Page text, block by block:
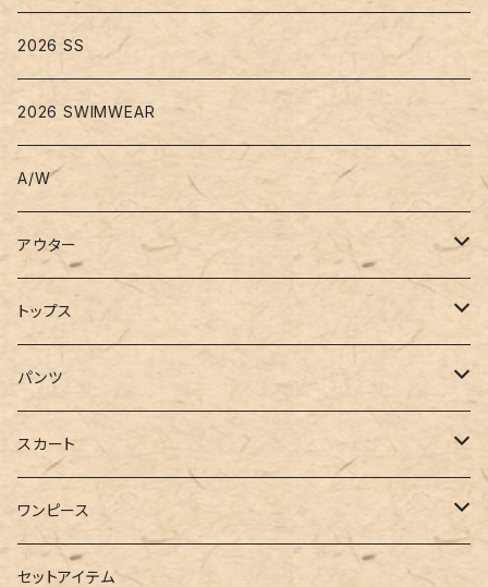
2026 SS
2026 SWIMWEAR
A/W
アウター
コート
ジャケット
ブルゾン
ロングシャツ
ダウンジャケット
トップス
Tシャツ
カットソー
半袖
スウェット・パーカー
ニット
パンツ
デニム
スキニー
ショートパンツ
スカート
ロング
ミニ
ワンピース
シャツワンピース
セットアイテム